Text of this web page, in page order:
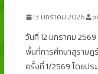
13 มกราคม 2026
วันที่ 12 มกราคม
พื้นที่การศึกษาสุราษฎ
ครั้งที่ 1/2569 โดยปร